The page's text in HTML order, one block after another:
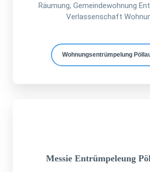
Räumung, Gemeindewohnung
Verlassenschaft
Wohnungsentrümpelung
Messie Entrümpeleung